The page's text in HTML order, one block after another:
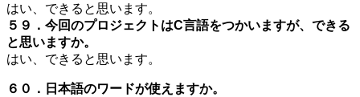
はい、できると思います。
５９．今回のプロジェクトはC言語をつかいますが、できる
と思いますか。
はい、できると思います。
６０．日本語のワードが使えますか。